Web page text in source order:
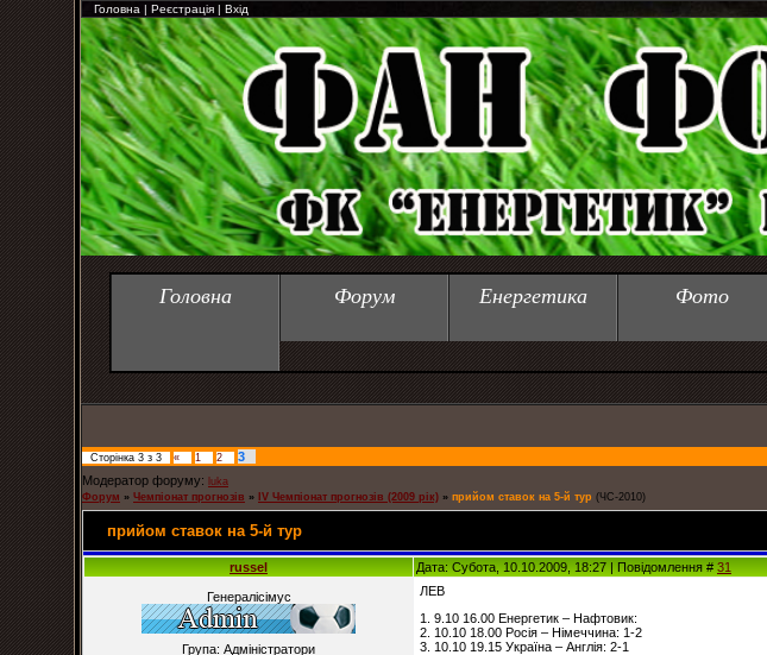
Головна | Реєстрація | Вхід
Головна Форум Енергетика Фото
Сторінка 3 з 3 « 1 2
3
Модератор форуму: luka
Форум » Чемпіонат прогнозів » IV Чемпіонат прогнозів (2009 рік) » прийом ставок на 5-й тур (ЧС-2010)
прийом ставок на 5-й тур
russel Дата: Субота, 10.10.2009, 18:27 | Повідомлення #31
Генералісімус
Група: Адміністратори
ЛЕВ
1. 9.10 16.00 Енергетик – Нафтовик:
2. 10.10 18.00 Росія – Німеччина: 1-2
3. 10.10 19.15 Україна – Англія: 2-1